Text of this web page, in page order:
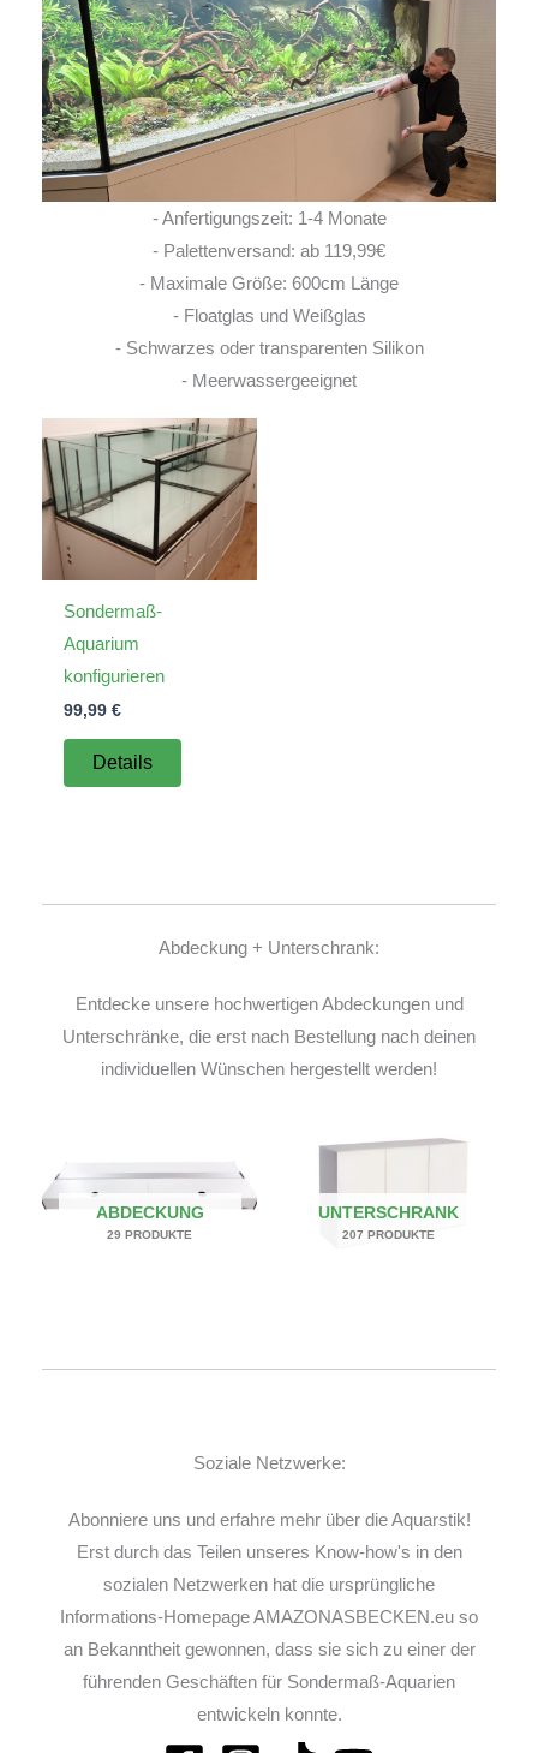
- Anfertigungszeit: 1-4 Monate
- Palettenversand: ab 119,99€
- Maximale Größe: 600cm Länge
- Floatglas und Weißglas
- Schwarzes oder transparenten Silikon
- Meerwassergeeignet
Sondermaß-
Aquarium
konfigurieren
99,99 €
Details
Abdeckung + Unterschrank:
Entdecke unsere hochwertigen Abdeckungen und
Unterschränke, die erst nach Bestellung nach deinen
individuellen Wünschen hergestellt werden!
ABDECKUNG
29 PRODUKTE
UNTERSCHRANK
207 PRODUKTE
Soziale Netzwerke:
Abonniere uns und erfahre mehr über die Aquarstik!
Erst durch das Teilen unseres Know-how's in den
sozialen Netzwerken hat die ursprüngliche
Informations-Homepage AMAZONASBECKEN.eu so
an Bekanntheit gewonnen, dass sie sich zu einer der
führenden Geschäften für Sondermaß-Aquarien
entwickeln konnte.